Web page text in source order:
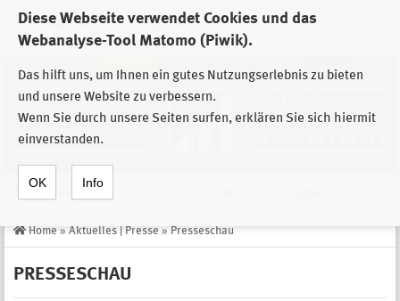
Diese Webseite verwendet Cookies und das
Webanalyse-Tool Matomo (Piwik).
Das hilft uns, um Ihnen ein gutes Nutzungserlebnis zu bieten
und unsere Website zu verbessern.
Wenn Sie durch unsere Seiten surfen, erklären Sie sich hiermit
einverstanden.
OK Info
Zur Auswahl der Einrichtungen der
Stiftung Sächsische Gedenkstätten
Home » Aktuelles | Presse » Presseschau
PRESSESCHAU